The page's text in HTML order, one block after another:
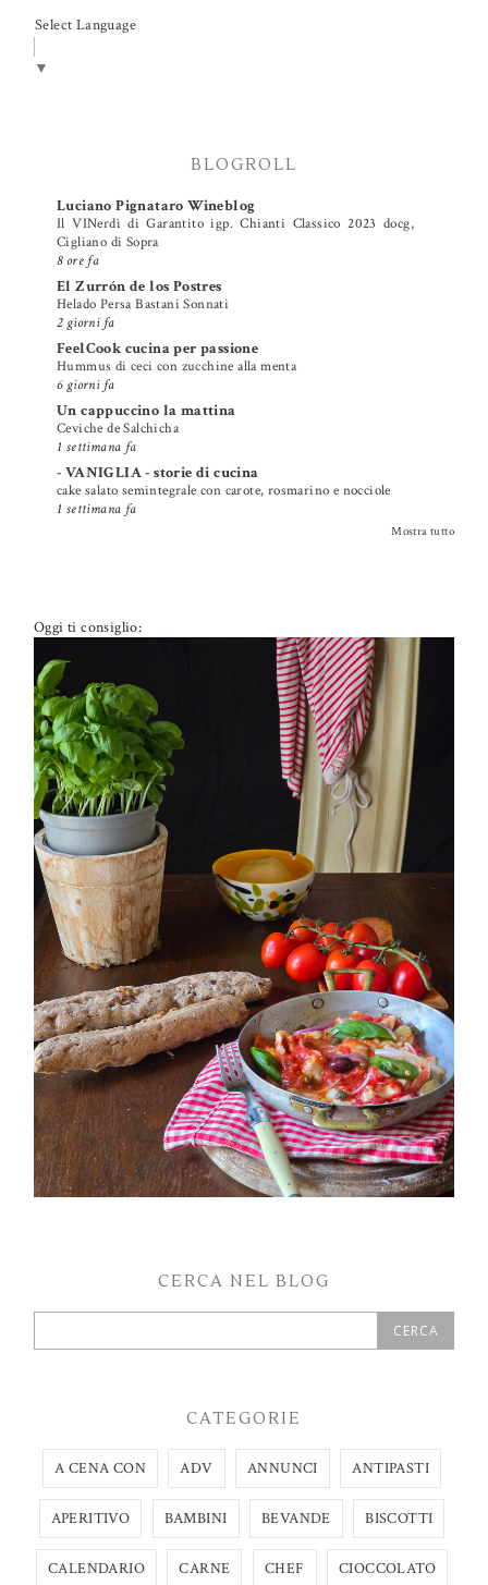
Select Language
▼
BLOGROLL
Luciano Pignataro Wineblog
Il VINerdì di Garantito igp. Chianti Classico 2023 docg,
Cigliano di Sopra
8 ore fa
El Zurrón de los Postres
Helado Persa Bastani Sonnati
2 giorni fa
FeelCook cucina per passione
Hummus di ceci con zucchine alla menta
6 giorni fa
Un cappuccino la mattina
Ceviche de Salchicha
1 settimana fa
- VANIGLIA - storie di cucina
cake salato semintegrale con carote, rosmarino e nocciole
1 settimana fa
Mostra tutto
Oggi ti consiglio:
PETTI DI POLLO ALLA PIZZAIOLA
CERCA NEL BLOG
CATEGORIE
A CENA CON ADV ANNUNCI ANTIPASTI
APERITIVO BAMBINI BEVANDE BISCOTTI
CALENDARIO CARNE CHEF CIOCCOLATO